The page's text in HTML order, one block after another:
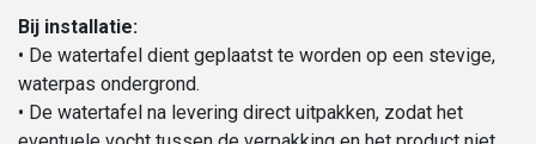
Bij installatie:
• De watertafel dient geplaatst te worden op een stevige,
waterpas ondergrond.
• De watertafel na levering direct uitpakken, zodat het